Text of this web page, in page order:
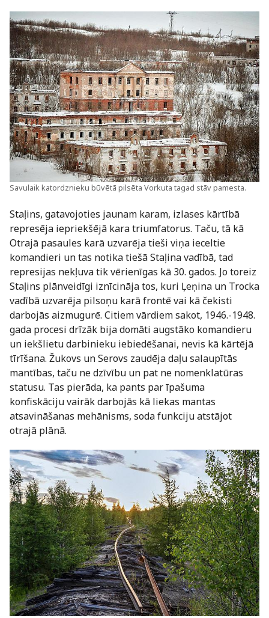
Savulaik katordznieku būvētā pilsēta Vorkuta tagad stāv pamesta.
Staļins, gatavojoties jaunam karam, izlases kārtībā
represēja iepriekšējā kara triumfatorus. Taču, tā kā
Otrajā pasaules karā uzvarēja tieši viņa ieceltie
komandieri un tas notika tiešā Staļina vadībā, tad
represijas nekļuva tik vērienīgas kā 30. gados. Jo toreiz
Staļins plānveidīgi iznīcināja tos, kuri Ļeņina un Trocka
vadībā uzvarēja pilsoņu karā frontē vai kā čekisti
darbojās aizmugurē. Citiem vārdiem sakot, 1946.-1948.
gada procesi drīzāk bija domāti augstāko komandieru
un iekšlietu darbinieku iebiedēšanai, nevis kā kārtējā
tīrīšana. Žukovs un Serovs zaudēja daļu salaupītās
mantības, taču ne dzīvību un pat ne nomenklatūras
statusu. Tas pierāda, ka pants par īpašuma
konfiskāciju vairāk darbojās kā liekas mantas
atsavināšanas mehānisms, soda funkciju atstājot
otrajā plānā.